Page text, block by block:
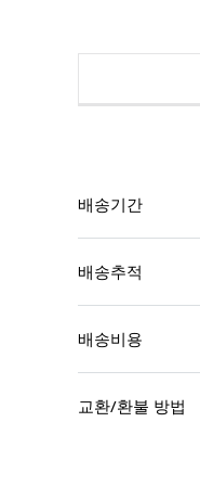
배송기간
배송추적
배송비용
교환/환불 방법